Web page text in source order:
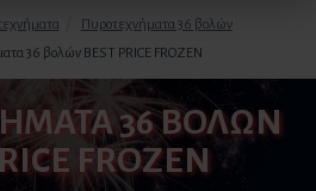
Πυροτεχνήματα 36 βολών
36 βολών BEST PRICE FROZEN
36 ΒΟΛΏΝ
FROZEN